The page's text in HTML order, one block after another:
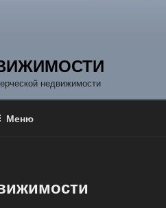
недвижимости
Меню